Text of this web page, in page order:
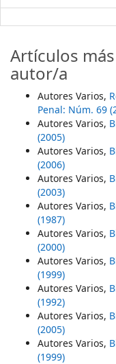
Artículos
autor/a
Autores Varios,
Penal: Núm. 69
Autores Varios,
(2005)
Autores Varios,
(2006)
Autores Varios,
(2003)
Autores Varios,
(1987)
Autores Varios,
(2000)
Autores Varios,
(1999)
Autores Varios,
(1992)
Autores Varios,
(2005)
Autores Varios,
(1999)